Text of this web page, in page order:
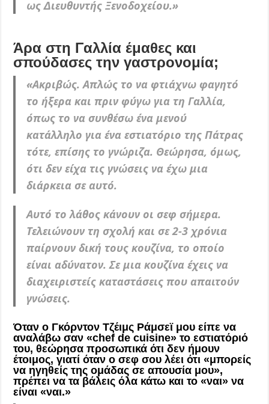
ως Διευθυντής Ξενοδοχείου.»
Άρα στη Γαλλία έμαθες και
σπούδασες την γαστρονομία;
«Ακριβώς. Απλώς το να φτιάχνω φαγητό
το ήξερα και πριν φύγω για τη Γαλλία,
όπως το να συνθέσω ένα μενού
κατάλληλο για ένα εστιατόριο της Πάτρας
τότε, επίσης το γνώριζα. Θεώρησα, όμως,
ότι δεν είχα τις γνώσεις να έχω μια
διάρκεια σε αυτό.
Αυτό το λάθος κάνουν οι σεφ σήμερα.
Τελειώνουν τη σχολή και σε 2-3 χρόνια
παίρνουν δική τους κουζίνα, το οποίο
είναι αδύνατον. Σε μια κουζίνα έχεις να
διαχειριστείς καταστάσεις που απαιτούν
γνώσεις.
Όταν ο Γκόρντον Τζέιμς Ράμσεϊ μου είπε να
αναλάβω σαν «chef de cuisine» το εστιατόριό
του, θεώρησα προσωπικά ότι δεν ήμουν
έτοιμος, γιατί όταν ο σεφ σου λέει ότι «μπορείς
να ηγηθείς της ομάδας σε απουσία μου»,
πρέπει να τα βάλεις όλα κάτω και το «ναι» να
είναι «ναι.»